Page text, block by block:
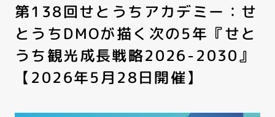
第138回せとうちアカデミー：せ
とうちDMOが描く次の5年『せと
うち観光成長戦略2026-2030』
【2026年5月28日開催】